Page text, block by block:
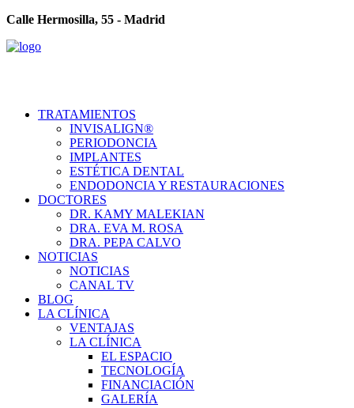
Calle Hermosilla, 55 - Madrid
TRATAMIENTOS
INVISALIGN®
PERIODONCIA
IMPLANTES
ESTÉTICA DENTAL
ENDODONCIA Y RESTAURACIONES
DOCTORES
DR. KAMY MALEKIAN
DRA. EVA M. ROSA
DRA. PEPA CALVO
NOTICIAS
NOTICIAS
CANAL TV
BLOG
LA CLÍNICA
VENTAJAS
LA CLÍNICA
EL ESPACIO
TECNOLOGÍA
FINANCIACIÓN
GALERÍA